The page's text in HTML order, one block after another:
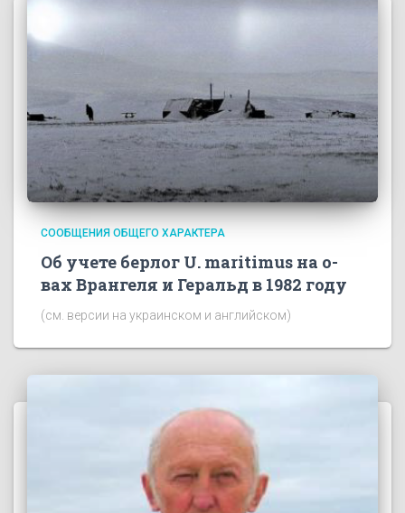
СООБЩЕНИЯ ОБЩЕГО ХАРАКТЕРА
Об учете берлог U. maritimus на о-
вах Врангеля и Геральд в 1982 году
(см. версии на украинском и английском)